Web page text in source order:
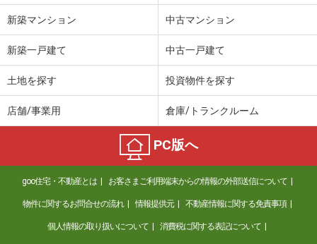
新築マンション 中古マンション
新築一戸建て 中古一戸建て
土地を探す 投資物件を探す
店舗/事業用 倉庫/トランクルーム
PC版へ
goo住宅・不動産とは お客さまご利用端末からの情報の外部送信について
物件に関するお問合せの流れ 情報提供元 不動産情報に関する免責事項
個人情報の取り扱いについて 消費税に関する表記について